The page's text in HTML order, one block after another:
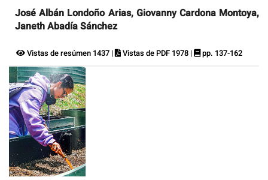
José Albán Londoño Arias, Giovanny Cardona Montoya,
Janeth Abadía Sánchez
Vistas de resúmen 1437 | Vistas de PDF 1978 | pp. 137-162